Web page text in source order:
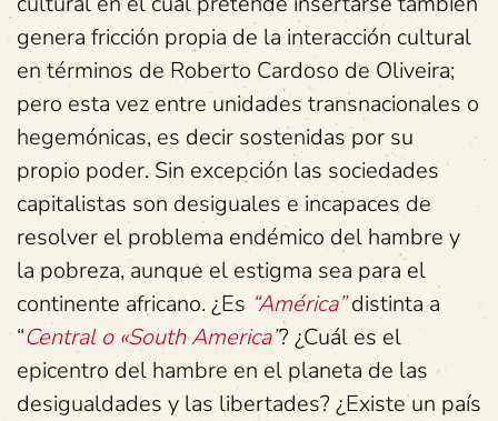
genera fricción propia de la interacción cultural
en términos de Roberto Cardoso de Oliveira;
pero esta vez entre unidades transnacionales o
hegemónicas, es decir sostenidas por su
propio poder. Sin excepción las sociedades
capitalistas son desiguales e incapaces de
resolver el problema endémico del hambre y
la pobreza, aunque el estigma sea para el
continente africano. ¿Es “América”distinta a
“Central o «South America”? ¿Cuál es el
epicentro del hambre en el planeta de las
desigualdades y las libertades? ¿Existe un país